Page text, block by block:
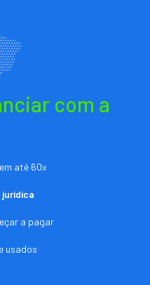
com a
até 60x
jurídica
a pagar
usados